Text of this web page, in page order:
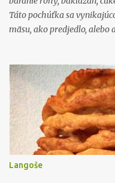
Táto pochúťka sa
mäsu, ako predjedlo, alebo
Však si ho vyskúšajte
budeme potrebovať: 300g
štipľavé/ 500g baklažán
1/2 citrónu /štava/ 4
tak dajte 7 strúčikov/ 1,5
výraznejšiu chuť nech ho
pol.lyžíc balsamikového
Postup: Baranie rohy si
Langoše